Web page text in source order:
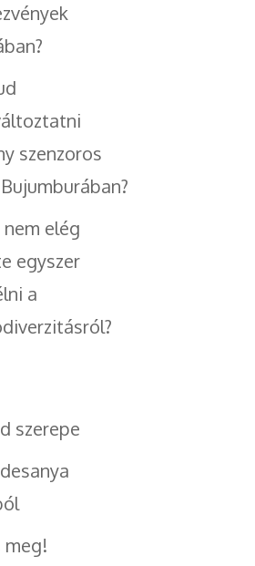
szenzoros
elég
egyszer
a
szerepe
meg!